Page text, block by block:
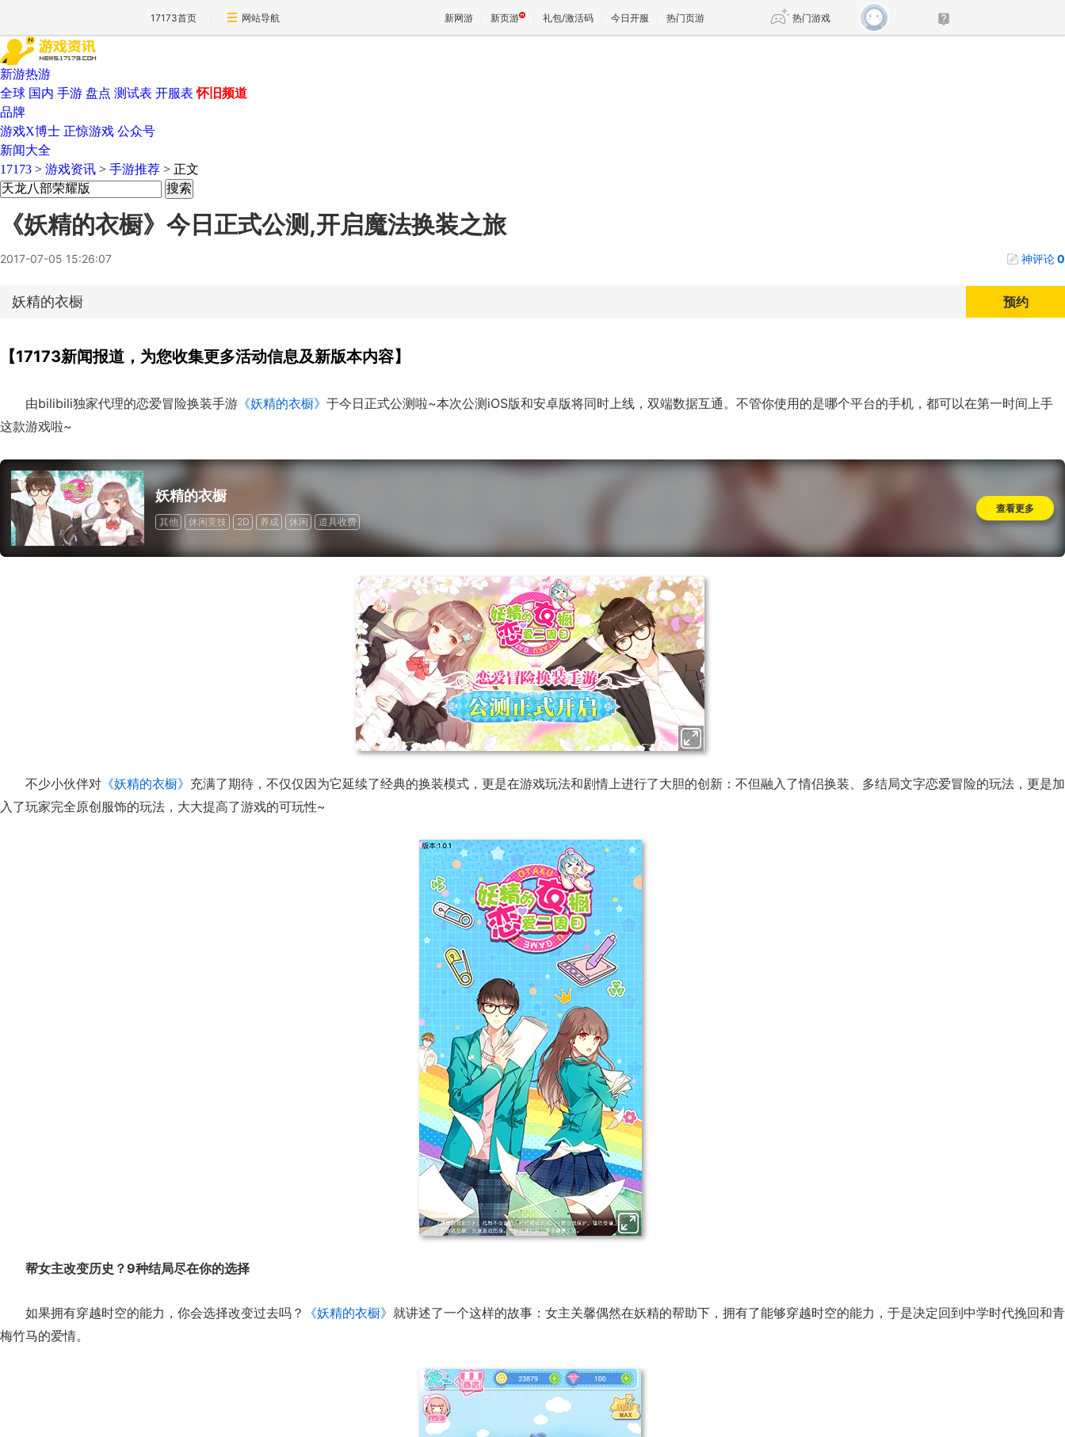
17173首页 网站导航 新网游 新页游 礼包/激活码 今日开服 热门页游 热门游戏
新游热游
全球 国内 手游 盘点 测试表 开服表 怀旧频道
品牌
游戏X博士 正惊游戏 公众号
新闻大全
17173 > 游戏资讯 > 手游推荐 > 正文
《妖精的衣橱》今日正式公测,开启魔法换装之旅
2017-07-05 15:26:07 神评论0
妖精的衣橱 预约
【17173新闻报道，为您收集更多活动信息及新版本内容】
由bilibili独家代理的恋爱冒险换装手游 《妖精的衣橱》 于今日正式公测啦~本次公测iOS版和安卓版将同时上线，双端数据互通。不管你使用的是哪个平台的手机，都可以在第一时间上手
这款游戏啦~
妖精的衣橱
其他 休闲竞技 2D 养成 休闲 道具收费
查看更多
不少小伙伴对 《妖精的衣橱》 充满了期待，不仅仅因为它延续了经典的换装模式，更是在游戏玩法和剧情上进行了大胆的创新：不但融入了情侣换装、多结局文字恋爱冒险的玩法，更是加
入了玩家完全原创服饰的玩法，大大提高了游戏的可玩性~
帮女主改变历史？9种结局尽在你的选择
如果拥有穿越时空的能力，你会选择改变过去吗？ 《妖精的衣橱》 就讲述了一个这样的故事：女主关馨偶然在妖精的帮助下，拥有了能够穿越时空的能力，于是决定回到中学时代挽回和青
梅竹马的爱情。